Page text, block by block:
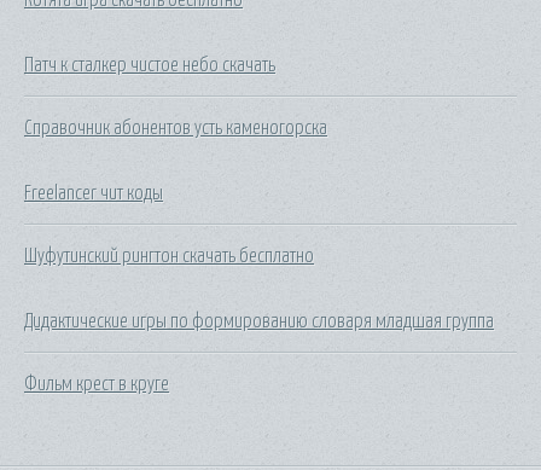
Патч к сталкер чистое небо скачать
Справочник абонентов усть каменогорска
Freelancer чит коды
Шуфутинский рингтон скачать бесплатно
Дидактические игры по формированию словаря младшая группа
Фильм крест в круге